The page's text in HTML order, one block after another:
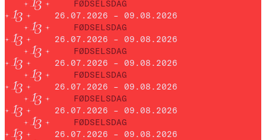
FØDSELSDAG
26.07.2026 – 09.08.2026
FØDSELSDAG
26.07.2026 – 09.08.2026
FØDSELSDAG
26.07.2026 – 09.08.2026
FØDSELSDAG
26.07.2026 – 09.08.2026
FØDSELSDAG
26.07.2026 – 09.08.2026
FØDSELSDAG
26.07.2026 – 09.08.2026